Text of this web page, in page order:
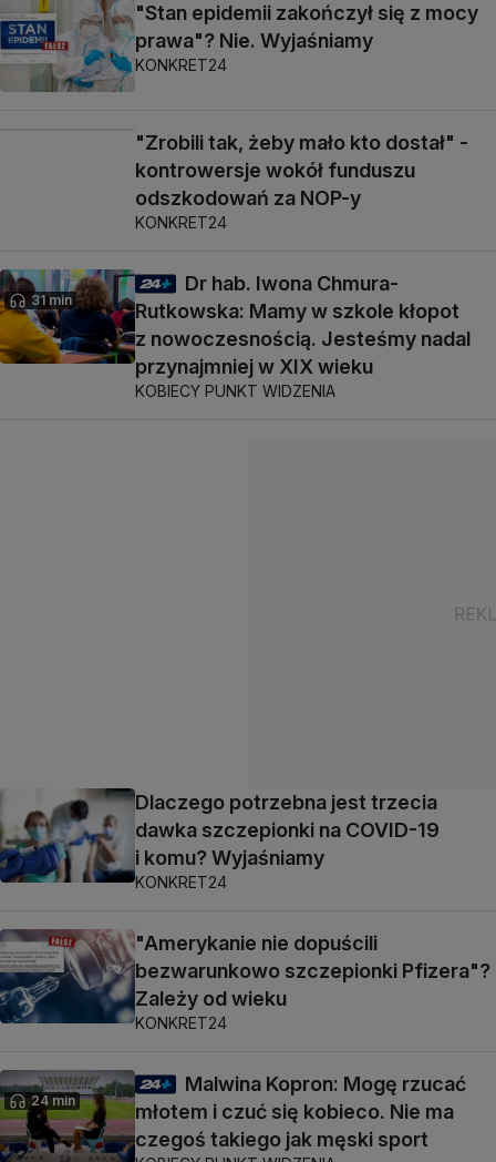
"Stan epidemii zakończył się z mocy
prawa"? Nie. Wyjaśniamy
KONKRET24
"Zrobili tak, żeby mało kto dostał" -
kontrowersje wokół funduszu
odszkodowań za NOP-y
KONKRET24
31 min
Dr hab. Iwona Chmura-
Rutkowska: Mamy w szkole kłopot
z nowoczesnością. Jesteśmy nadal
przynajmniej w XIX wieku
KOBIECY PUNKT WIDZENIA
Dlaczego potrzebna jest trzecia
dawka szczepionki na COVID-19
i komu? Wyjaśniamy
KONKRET24
"Amerykanie nie dopuścili
bezwarunkowo szczepionki Pfizera"?
Zależy od wieku
KONKRET24
24 min
Malwina Kopron: Mogę rzucać
młotem i czuć się kobieco. Nie ma
czegoś takiego jak męski sport